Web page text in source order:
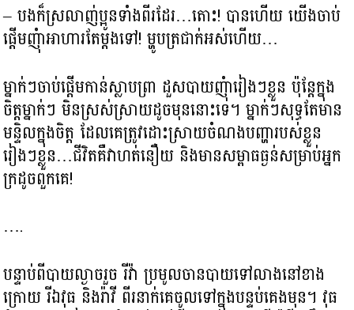
– បងក៏ស្រលាញ់ប្អូនទាំងពីរដែរ…តោះ! បានហើយ យើងចាប់
ផ្ដើមញុំាអាហារតែម្តងទៅ! ម្ហូបត្រជាក់អស់ហើយ…
ម្នាក់ៗចាប់ផ្ដើមកាន់ស្លាបព្រា ដួសបាយញុំារៀងៗខ្លួន ប៉ុន្ដែក្នុង
ចិត្តម្នាក់ៗ មិនស្រស់ស្រាយដូចមុននោះទេ។ ម្នាក់ៗសុទ្ធតែមាន
មន្ទិលក្នុងចិត្ត ដែលគេត្រូវដោះស្រាយចំណងបញ្ហារបស់ខ្លួន
រៀងៗខ្លួន…ជីវិតគឺវាហត់នឿយ និងមានសម្ពាធធ្ងន់សម្រាប់អ្នក
ក្រដូចពួកគេ!
….
បន្ទាប់ពីបាយល្ងាចរួ​ច រីវ៉ា ប្រមូលចានបាយទៅលាងនៅខាង
ក្រោយ រីឯវុធ និងរ៉ាវី ពីរនាក់គេចូលទៅក្នុងបន្ទប់គេងមុន។ វុធ